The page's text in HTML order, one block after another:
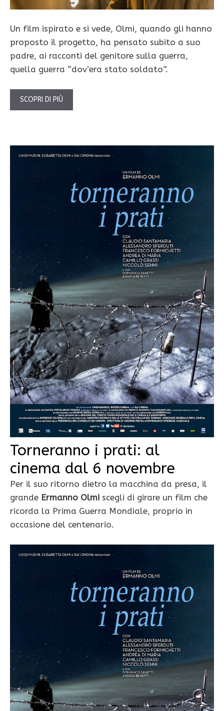
Un film ispirato e si vede, Olmi, quando gli hanno
proposto il progetto, ha pensato subito a suo
padre, ai racconti del genitore sulla guerra,
quella guerra “dov’era stato soldato”.
SCOPRI DI PIÙ
Torneranno i prati: al
cinema dal 6 novembre
Per il suo ritorno dietro la macchina da presa, il
grande Ermanno Olmi scegli di girare un film che
ricorda la Prima Guerra Mondiale, proprio in
occasione del centenario.